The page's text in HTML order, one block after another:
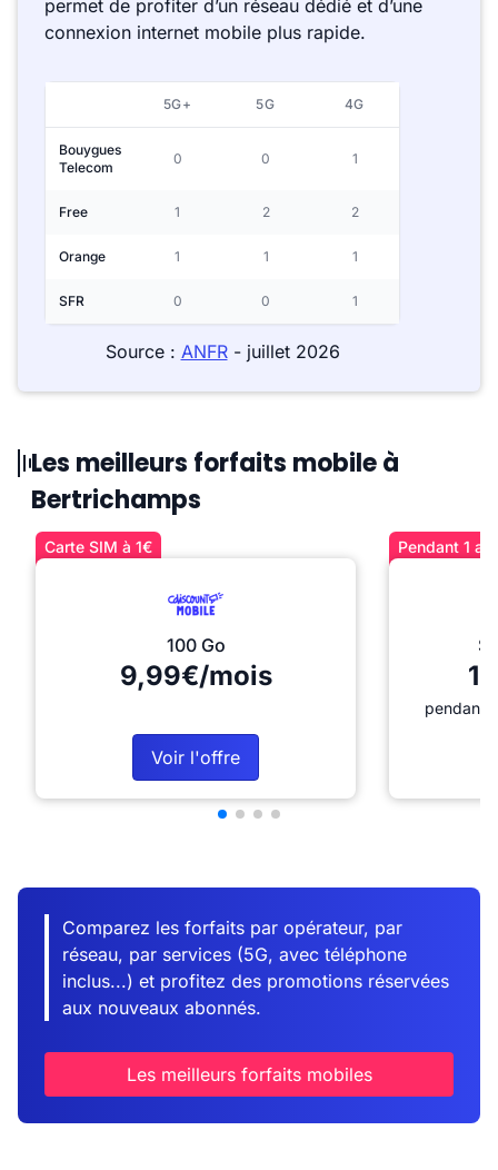
permet de profiter d’un réseau dédié et d’une
connexion internet mobile plus rapide.
5G+ 5G 4G
Bouygues
Telecom
0 0 1
Free 1 2 2
Orange 1 1 1
SFR 0 0 1
Source : ANFR- juillet 2026
Les meilleurs forfaits mobile à
Bertrichamps
Carte SIM à 1€
100 Go
9,99€/mois
Voir l'offre
Pendant 1
pendant
Comparez les forfaits par opérateur, par
réseau, par services (5G, avec téléphone
inclus...) et profitez des promotions réservées
aux nouveaux abonnés.
Les meilleurs forfaits mobiles